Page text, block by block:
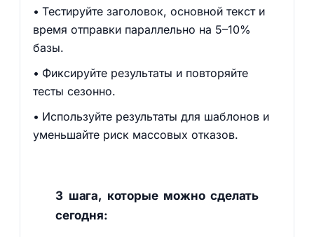
Тестируйте заголовок, основной текст и
время отправки параллельно на 5–10%
базы.
Фиксируйте результаты и повторяйте
тесты сезонно.
Используйте результаты для шаблонов и
уменьшайте риск массовых отказов.
3 шага, которые можно сделать
сегодня: